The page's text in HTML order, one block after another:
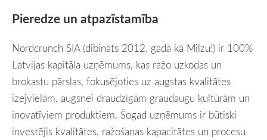
Pieredze un atpazīstamība
Nordcrunch SIA (dibināts 2012. gadā kā Milzu!) ir 100%
Latvijas kapitāla uzņēmums, kas ražo uzkodas un
brokastu pārslas, fokusējoties uz augstas kvalitātes
izejvielām, augsnei draudzīgām graudaugu kultūrām un
inovatīviem produktiem. Šogad uzņēmums ir būtiski
investējis kvalitātes, ražošanas kapacitātes un procesu